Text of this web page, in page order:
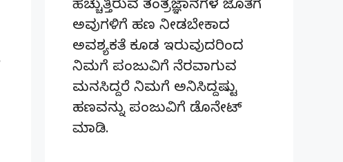
ಹೆಚ್ಚುತ್ತಿರುವ ತಂತ್ರಜ್ಞಾನಗಳ ಜೊತೆಗೆ
ಅವುಗಳಿಗೆ ಹಣ ನೀಡಬೇಕಾದ
ಅವಶ್ಯಕತೆ ಕೂಡ ಇರುವುದರಿಂದ
ನಿಮಗೆ ಪಂಜುವಿಗೆ ನೆರವಾಗುವ
ಮನಸಿದ್ದರೆ ನಿಮಗೆ ಅನಿಸಿದ್ದಷ್ಟು
ಹಣವನ್ನು ಪಂಜುವಿಗೆ ಡೊನೇಟ್‌
ಮಾಡಿ.